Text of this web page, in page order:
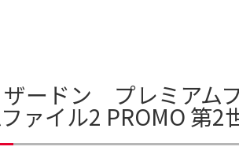
ザードン プレミアム
ァイル2 PROMO 第2